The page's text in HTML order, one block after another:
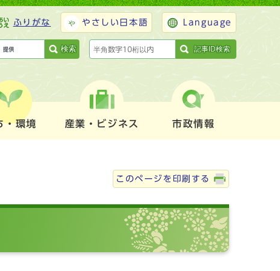
ふりがな やさしい日本語 Language
検索 記事ID検索
・環境 産業・ビジネス 市政情報
このページを印刷する